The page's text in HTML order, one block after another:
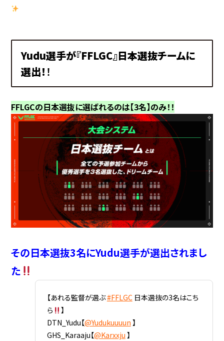
Yudu選手が『FFLGC』日本選抜チームに
選出！ ！
FFLGCの日本選抜に選ばれるのは【3名】のみ！！
その日本選抜3名にYudu選手が選出されまし
た
【あれる監督が選ぶ#FFLGC日本選抜の3名はこち
ら
】
DTN_Yudu【@Yudukuuuun 】
GHS_Karaaju【@Karxxju 】